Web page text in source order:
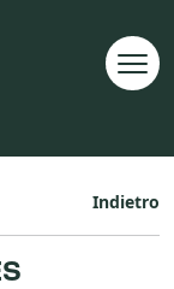
Indietro